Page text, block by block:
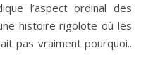
l’aspect ordinal des
histoire rigolote où les
pas vraiment pourquoi..